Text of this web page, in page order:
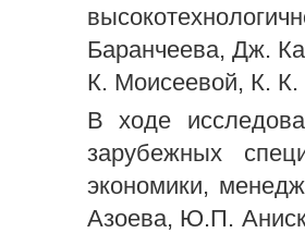
Баранчеева, Дж.
К. Моисеевой, К.
В ходе
зарубежных
экономики,
Азоева, Ю.П.